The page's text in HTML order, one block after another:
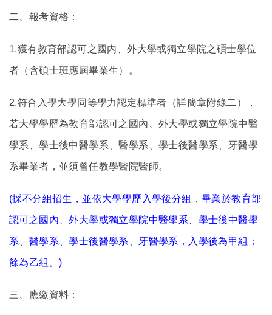
二、報考資格：
1.獲有教育部認可之國內、外大學或獨立學院之碩士學位
者（含碩士班應屆畢業生）。
2.符合入學大學同等學力認定標準者（詳簡章附錄二），
若大學學歷為教育部認可之國內、外大學或獨立學院中醫
學系、學士後中醫學系、醫學系、學士後醫學系、牙醫學
系畢業者，並須曾任教學醫院醫師。
(採不分組招生，並依大學學歷入學後分組，畢業於教育部
認可之國內、外大學或獨立學院中醫學系、學士後中醫學
系、醫學系、學士後醫學系、牙醫學系，入學後為甲組；
餘為乙組。)
三、應繳資料：